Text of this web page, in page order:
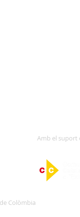
Colòmbia
Amb el